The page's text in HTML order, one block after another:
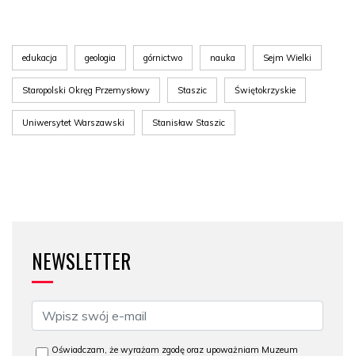
edukacja geologia górnictwo nauka Sejm Wielki
Staropolski Okręg Przemysłowy Staszic Świętokrzyskie
Uniwersytet Warszawski Stanisław Staszic
NEWSLETTER
Oświadczam, że wyrażam zgodę oraz upoważniam Muzeum